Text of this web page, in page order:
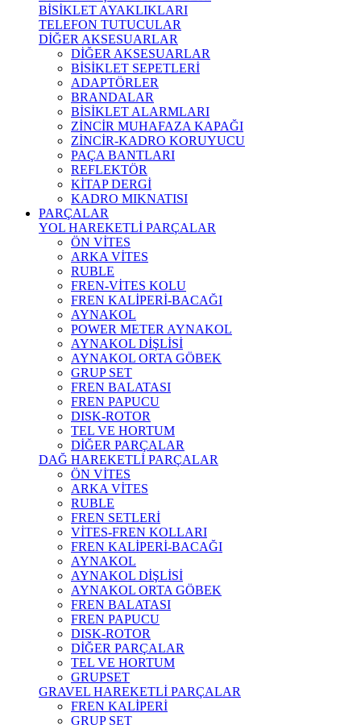
BİSİKLET AYAKLIKLARI
TELEFON TUTUCULAR
DİĞER AKSESUARLAR
DİĞER AKSESUARLAR
BİSİKLET SEPETLERİ
ADAPTÖRLER
BRANDALAR
BİSİKLET ALARMLARI
ZİNCİR MUHAFAZA KAPAĞI
ZİNCİR-KADRO KORUYUCU
PAÇA BANTLARI
REFLEKTÖR
KİTAP DERGİ
KADRO MIKNATISI
PARÇALAR
YOL HAREKETLİ PARÇALAR
ÖN VİTES
ARKA VİTES
RUBLE
FREN-VİTES KOLU
FREN KALİPERİ-BACAĞI
AYNAKOL
POWER METER AYNAKOL
AYNAKOL DİŞLİSİ
AYNAKOL ORTA GÖBEK
GRUP SET
FREN BALATASI
FREN PAPUCU
DISK-ROTOR
TEL VE HORTUM
DİĞER PARÇALAR
DAĞ HAREKETLİ PARÇALAR
ÖN VİTES
ARKA VİTES
RUBLE
FREN SETLERİ
VİTES-FREN KOLLARI
FREN KALİPERİ-BACAĞI
AYNAKOL
AYNAKOL DİŞLİSİ
AYNAKOL ORTA GÖBEK
FREN BALATASI
FREN PAPUCU
DISK-ROTOR
DİĞER PARÇALAR
TEL VE HORTUM
GRUPSET
GRAVEL HAREKETLİ PARÇALAR
FREN KALİPERİ
GRUP SET